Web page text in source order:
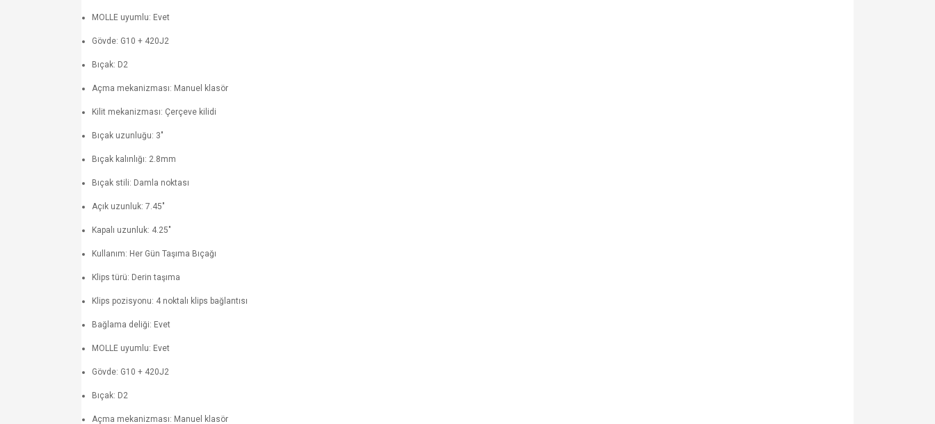
MOLLE uyumlu: Evet
Gövde: G10 + 420J2
Bıçak: D2
Açma mekanizması: Manuel klasör
Kilit mekanizması: Çerçeve kilidi
Bıçak uzunluğu: 3"
Bıçak kalınlığı: 2.8mm
Bıçak stili: Damla noktası
Açık uzunluk: 7.45"
Kapalı uzunluk: 4.25"
Kullanım: Her Gün Taşıma Bıçağı
Klips türü: Derin taşıma
Klips pozisyonu: 4 noktalı klips bağlantısı
Bağlama deliği: Evet
MOLLE uyumlu: Evet
Gövde: G10 + 420J2
Bıçak: D2
Açma mekanizması: Manuel klasör